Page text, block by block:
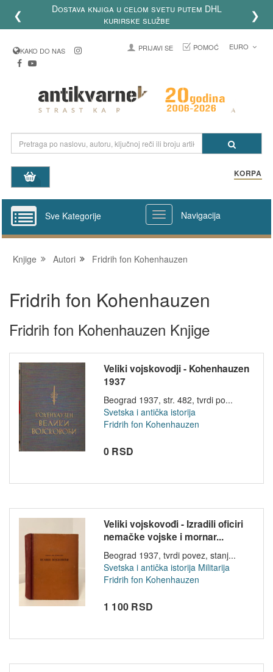
❮
Dostava knjiga u celom svetu putem DHL
kurirske službe
❯
KAKO DO NAS PRIJAVI SE POMOĆ EURO
KORPA
Sve Kategorije Navigacija
Knjige Autori Fridrih fon Kohenhauzen
Fridrih fon Kohenhauzen
Fridrih fon Kohenhauzen Knjige
Veliki vojskovodji - Kohenhauzen
1937
Beograd 1937, str. 482, tvrdi po...
Svetska i antička istorija
Fridrih fon Kohenhauzen
0 RSD
Veliki vojskovođi - Izradili oficiri
nemačke vojske i mornar...
Beograd 1937, tvrdi povez, stanj...
Svetska i antička istorija Militarija
Fridrih fon Kohenhauzen
1 100 RSD